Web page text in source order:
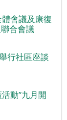
會議及康復
合會議
行社區座談
動”九月開